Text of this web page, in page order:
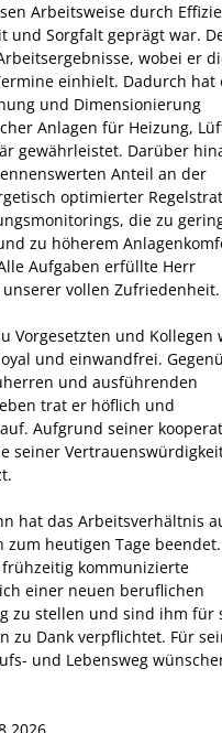
Arbeitsweise durch
und Sorgfalt geprägt war.
, wobei er
einhielt. Dadurch hat
und Dimensionierung
Anlagen für Heizung,
gewährleistet. Darüber
Anteil an der
optimierter
die zu
zu höherem
Aufgaben erfüllte Herr
unserer vollen Zufriedenheit.
Vorgesetzten und Kollegen
und einwandfrei.
und ausführenden
trat er höflich und
Aufgrund seiner
seiner
.
hat das Arbeitsverhältnis
zum heutigen Tage beendet.
kommunizierte
einer neuen beruflichen
zu stellen und sind ihm für
zu Dank verpflichtet. Für
und Lebensweg